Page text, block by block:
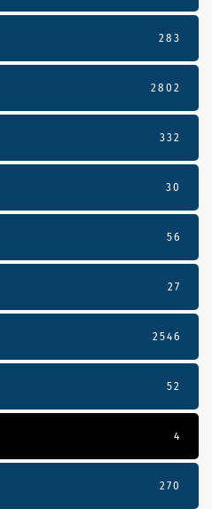
283
2802
332
30
56
27
2546
52
4
270